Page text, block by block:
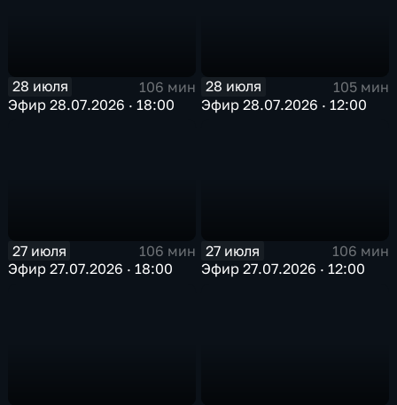
28 июля
106 мин
Эфир 28.07.2026 · 18:00
28 июля
105 мин
Эфир 28.07.2026 · 12:00
27 июля
106 мин
Эфир 27.07.2026 · 18:00
27 июля
106 мин
Эфир 27.07.2026 · 12:00